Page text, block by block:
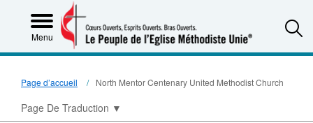
Menu
Page d’accueil North Mentor Centenary United Methodist Church
Page De Traduction ▼